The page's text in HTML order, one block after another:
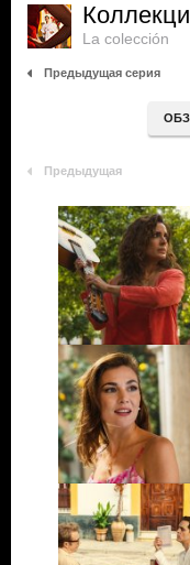
La colección
Предыдущая серия
Предыдущая